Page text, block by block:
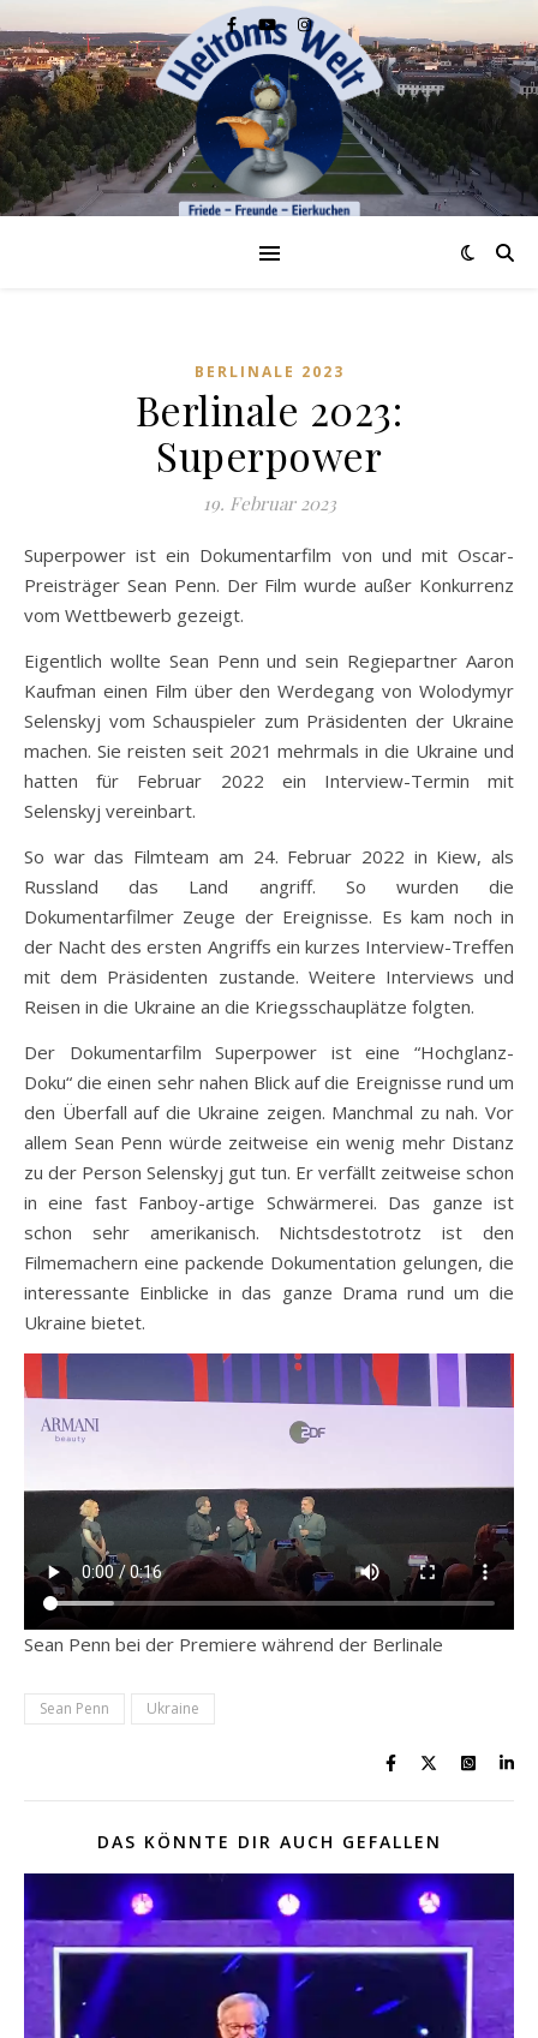
BERLINALE 2023
Berlinale 2023:
Superpower
19. Februar 2023
Superpower ist ein Dokumentarfilm von und mit Oscar-
Preisträger Sean Penn. Der Film wurde außer Konkurrenz
vom Wettbewerb gezeigt.
Eigentlich wollte Sean Penn und sein Regiepartner Aaron
Kaufman einen Film über den Werdegang von Wolodymyr
Selenskyj vom Schauspieler zum Präsidenten der Ukraine
machen. Sie reisten seit 2021 mehrmals in die Ukraine und
hatten für Februar 2022 ein Interview-Termin mit
Selenskyj vereinbart.
So war das Filmteam am 24. Februar 2022 in Kiew, als
Russland das Land angriff. So wurden die
Dokumentarfilmer Zeuge der Ereignisse. Es kam noch in
der Nacht des ersten Angriffs ein kurzes Interview-Treffen
mit dem Präsidenten zustande. Weitere Interviews und
Reisen in die Ukraine an die Kriegsschauplätze folgten.
Der Dokumentarfilm Superpower ist eine “Hochglanz-
Doku“ die einen sehr nahen Blick auf die Ereignisse rund um
den Überfall auf die Ukraine zeigen. Manchmal zu nah. Vor
allem Sean Penn würde zeitweise ein wenig mehr Distanz
zu der Person Selenskyj gut tun. Er verfällt zeitweise schon
in eine fast Fanboy-artige Schwärmerei. Das ganze ist
schon sehr amerikanisch. Nichtsdestotrotz ist den
Filmemachern eine packende Dokumentation gelungen, die
interessante Einblicke in das ganze Drama rund um die
Ukraine bietet.
Sean Penn bei der Premiere während der Berlinale
Sean Penn Ukraine
DAS KÖNNTE DIR AUCH GEFALLEN